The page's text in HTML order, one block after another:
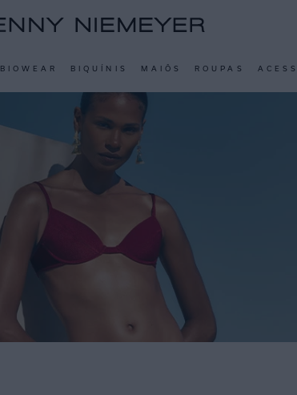
BIOWEAR BIQUÍNIS MAIÔS ROUPAS